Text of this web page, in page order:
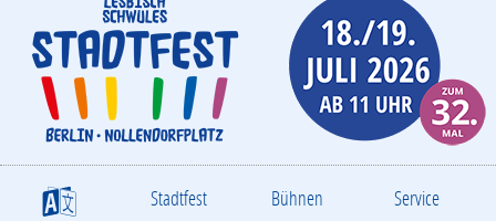
S Stadtfest Bühnen Service